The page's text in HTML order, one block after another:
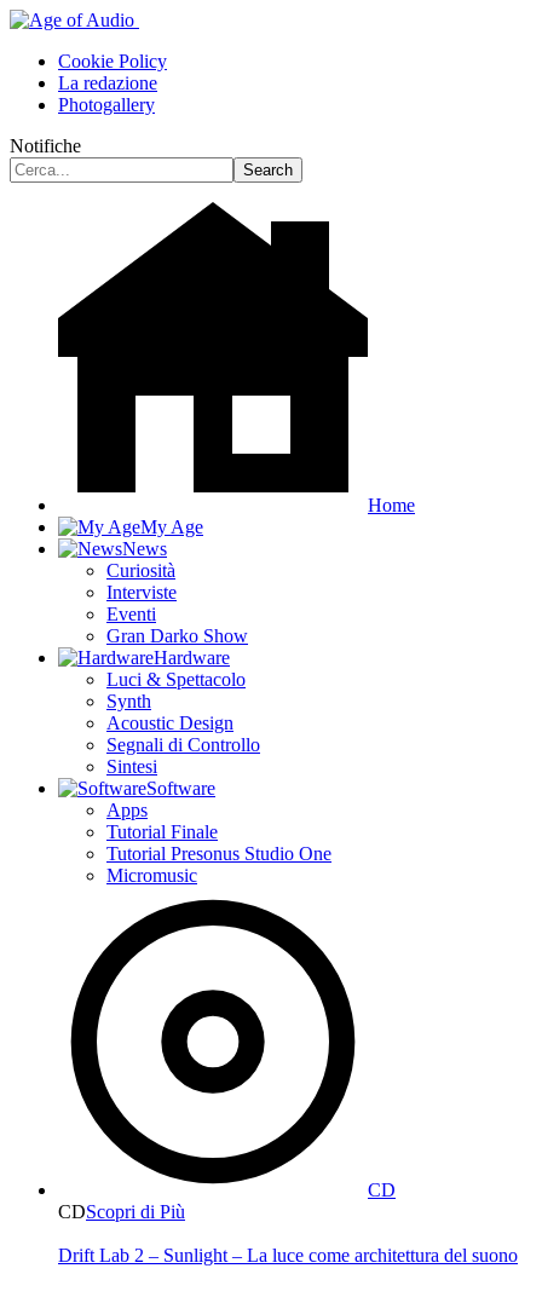
Cookie Policy
La redazione
Photogallery
Notifiche
Home
My Age
News
Curiosità
Interviste
Eventi
Gran Darko Show
Hardware
Luci & Spettacolo
Synth
Acoustic Design
Segnali di Controllo
Sintesi
Software
Apps
Tutorial Finale
Tutorial Presonus Studio One
Micromusic
CD
CDScopri di Più
Drift Lab 2 – Sunlight – La luce come architettura del suono